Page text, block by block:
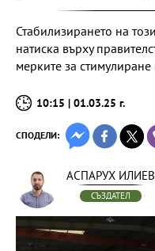
Стабилизирането на
натиска върху
мерките за
10:15 | 01.03.25 г.
СПОДЕЛИ:
АСПАРУХ ИЛИЕВ
СЪЗДАТЕЛ